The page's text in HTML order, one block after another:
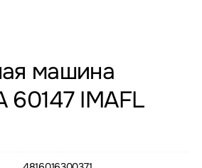
машина
60147 IMAFL